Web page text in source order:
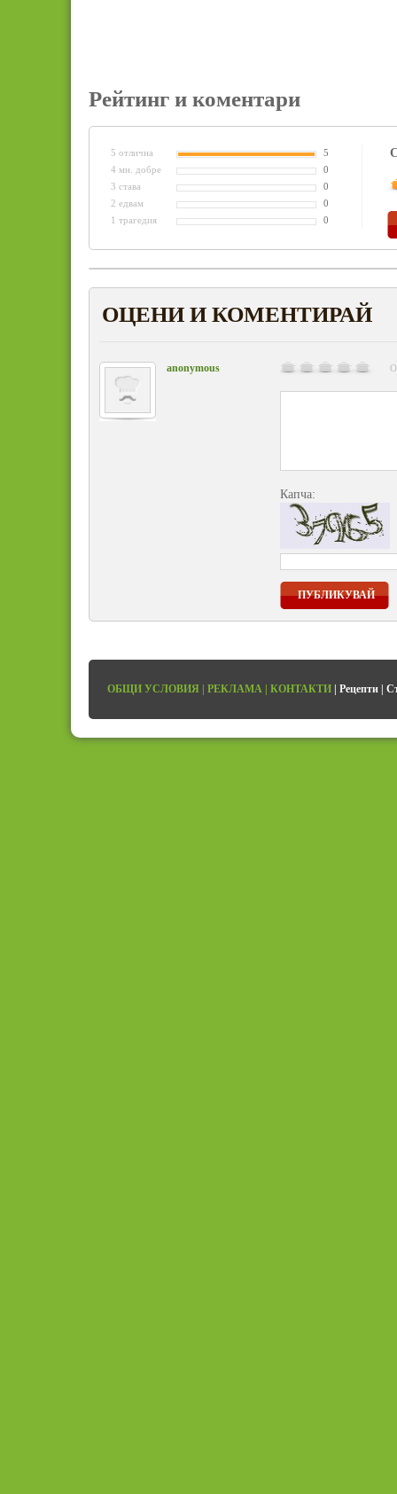
Рейтинг и коментари
5 отлична
5
4 мн. добре
0
3 става
0
2 едвам
0
1 трагедия
0
ОЦЕНИ И КОМЕНТИРАЙ
anonymous
Капча:
ПУБЛИКУВАЙ
ОБЩИ УСЛОВИЯ | РЕКЛАМА | КОНТАКТИ | Рецепти |